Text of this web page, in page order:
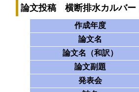
論文投稿 横断排水カルバー
作成年度
論文名
論文名（和訳）
論文副題
発表会